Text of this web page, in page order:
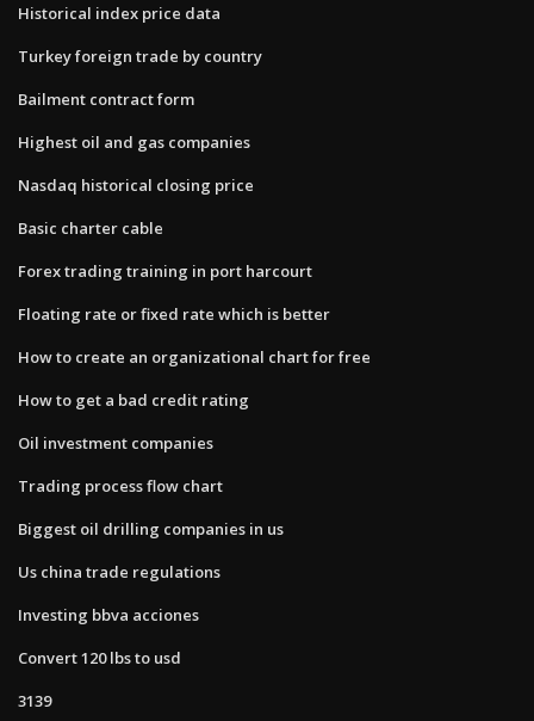
Historical index price data
Turkey foreign trade by country
Bailment contract form
Highest oil and gas companies
Nasdaq historical closing price
Basic charter cable
Forex trading training in port harcourt
Floating rate or fixed rate which is better
How to create an organizational chart for free
How to get a bad credit rating
Oil investment companies
Trading process flow chart
Biggest oil drilling companies in us
Us china trade regulations
Investing bbva acciones
Convert 120 lbs to usd
3139